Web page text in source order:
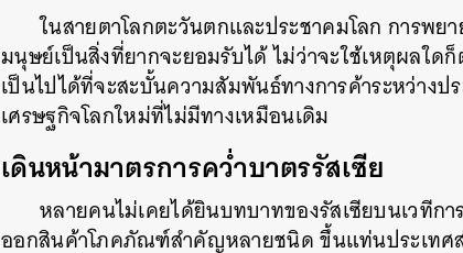
ในสายตาโลกตะวันตกและประชาคมโลก การพย
มนุษย์เป็นสิ่งที่ยากจะยอมรับได้ ไม่ว่าจะใช้เหตุผลใ
เป็นไปได้ที่จะสะบั้นความสัมพันธ์ทางการค้าระหว่างป
เศรษฐกิจโลกใหม่ที่ไม่มีทางเหมือนเดิม
เดินหน้ามาตรการคว่ำบาตรรัสเซีย
หลายคนไม่เคยได้ยินบทบาทของรัสเซียบนเวทีก
ออกสินค้าโภคภัณฑ์สำคัญหลายชนิด ขึ้นแท่นประเทศ